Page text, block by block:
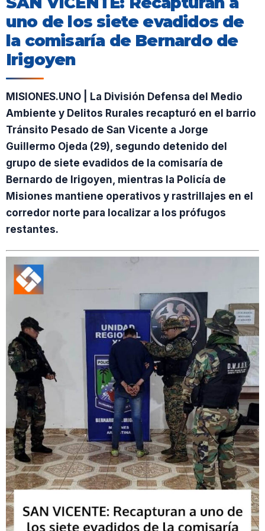
uno de los siete evadidos de
la comisaría de Bernardo de
Irigoyen
MISIONES.UNO | La División Defensa del Medio
Ambiente y Delitos Rurales recapturó en el barrio
Tránsito Pesado de San Vicente a Jorge
Guillermo Ojeda (29), segundo detenido del
grupo de siete evadidos de la comisaría de
Bernardo de Irigoyen, mientras la Policía de
Misiones mantiene operativos y rastrillajes en el
corredor norte para localizar a los prófugos
restantes.